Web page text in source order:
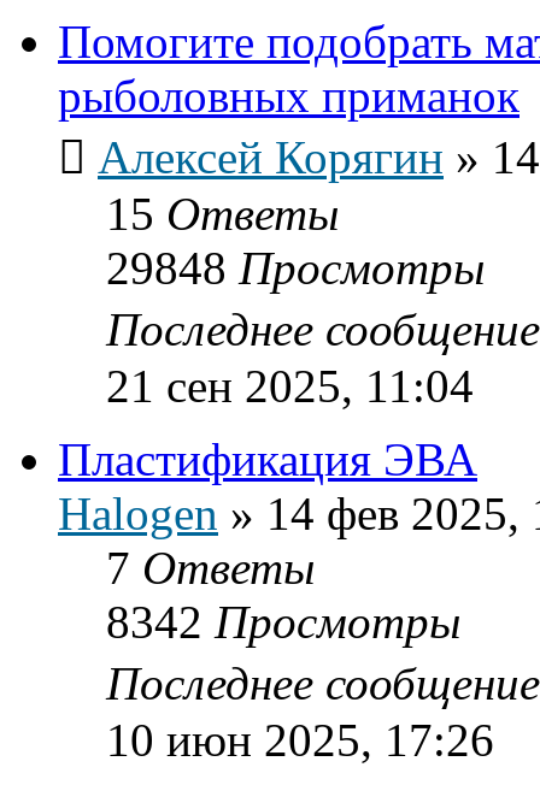
Помогите подобрать
рыболовных приманок
Алексей Корягин »
15 Ответы
29848 Просмотры
Последнее
21 сен 2025, 11:04
Пластификация ЭВА
Halogen » 14 фев 2025,
7 Ответы
8342 Просмотры
Последнее
10 июн 2025, 17:26